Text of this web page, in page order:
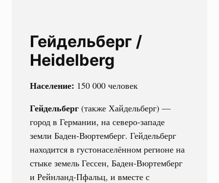
Гейдельберг /
Heidelberg
Население: 150 000 человек
Гейдельберг (также Хайдельберг) —
город в Германии, на северо-западе
земли Баден-Вюртемберг. Гейдельберг
находится в густонаселённом регионе на
стыке земель Гессен, Баден-Вюртемберг
и Рейнланд-Пфальц, и вместе с